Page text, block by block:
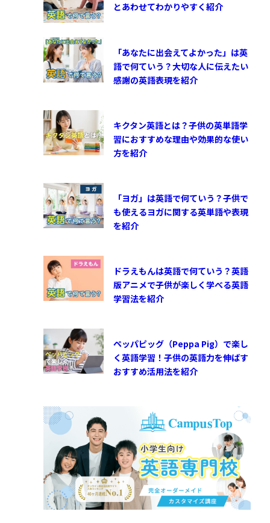
とあわせてわかりやすく紹介
「あなたに出会えてよかった」は英
語で何ていう？大切な人に伝えたい
感謝の英語表現を紹介
キクタン英語とは？子供の英単語学
習におすすめな理由や効果的な使い
方を紹介
「ヨガ」は英語で何ていう？子供で
も使えるヨガに関する英単語や表現
を紹介
ドラえもんは英語で何ていう？英語
版アニメで子供が楽しく学べる英語
学習法を紹介
ペッパピッグ（Peppa Pig）で楽し
く英語学習！子供の英語力を伸ばす
おすすめ活用法を紹介